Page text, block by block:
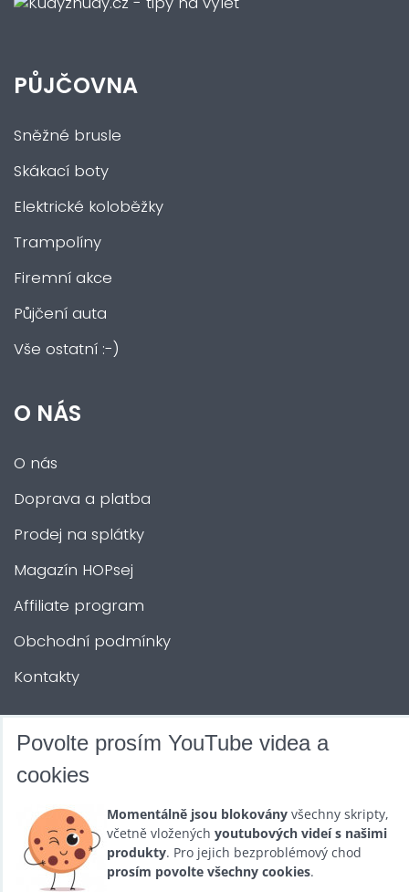
PŮJČOVNA
Sněžné brusle
Skákací boty
Elektrické koloběžky
Trampolíny
Firemní akce
Půjčení auta
Vše ostatní :-)
O NÁS
O nás
Doprava a platba
Prodej na splátky
Magazín HOPsej
Affiliate program
Obchodní podmínky
Kontakty
DALŠÍ SLUŽBY
Půjčovna
Promotéři
Povolte prosím YouTube videa a
cookies
Momentálně jsou blokovány všechny skripty,
včetně vložených youtubových videí s našimi
produkty. Pro jejich bezproblémový chod
prosím povolte všechny cookies.